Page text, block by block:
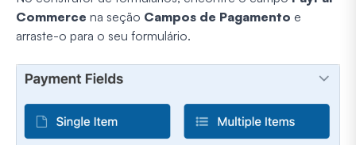
Commerce na seção Campos de Pagamento e
arraste-o para o seu formulário.